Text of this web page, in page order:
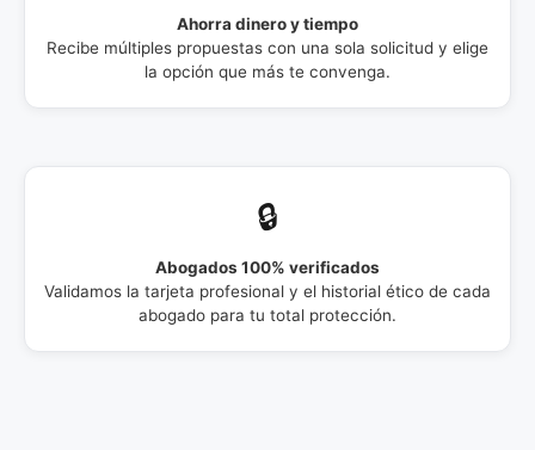
Ahorra dinero y tiempo
Recibe múltiples propuestas con una sola solicitud y elige
la opción que más te convenga.
🔒
Abogados 100% verificados
Validamos la tarjeta profesional y el historial ético de cada
abogado para tu total protección.